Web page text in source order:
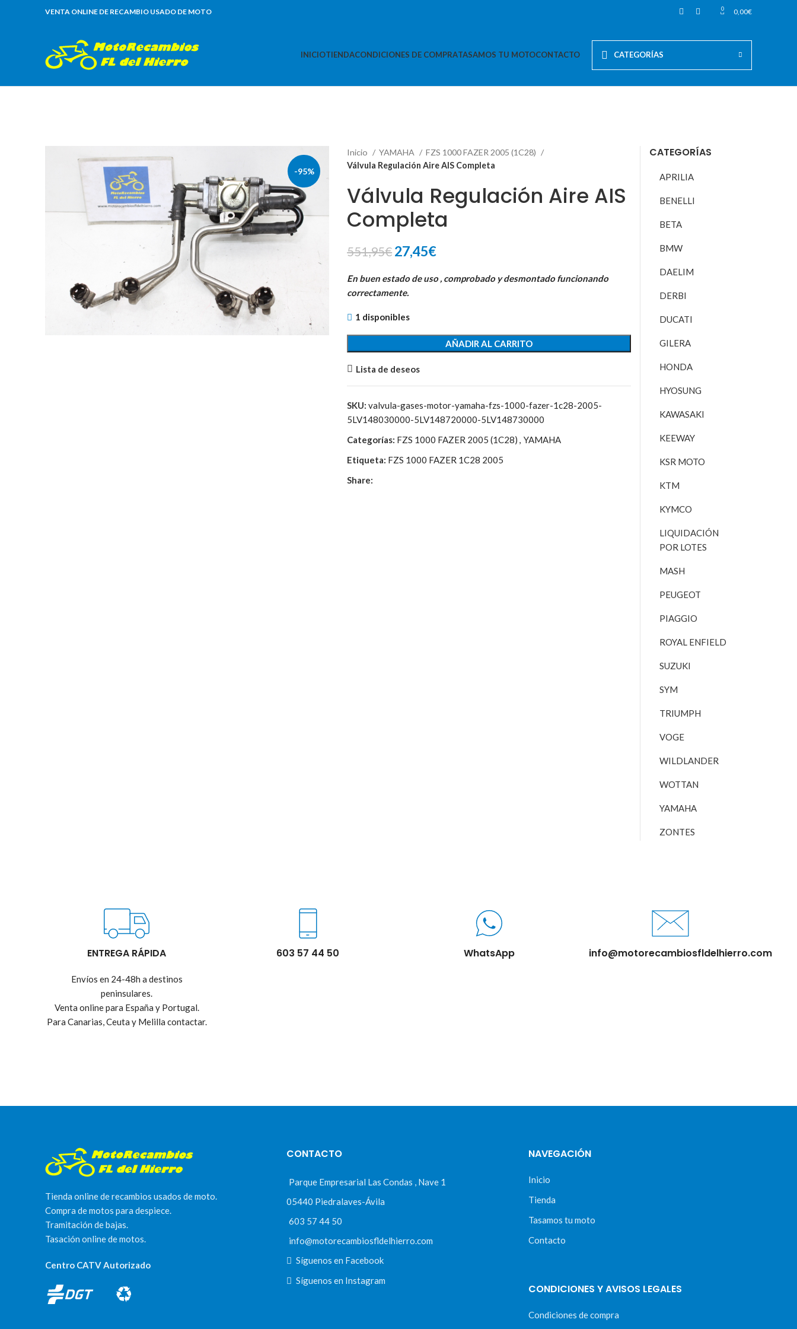
VENTA ONLINE DE RECAMBIO USADO DE MOTO 0 0,00€
INICIOTIENDACONDICIONES DE COMPRATASAMOS TU MOTOCONTACTO CATEGORÍAS
-95%
Inicio YAMAHA
FZS 1000 FAZER 2005 (1C28)
Válvula Regulación Aire AIS Completa
Válvula Regulación Aire AIS
Completa
551,95€ El
original
era:
551,95€.
27,45€El
actual
En buen estado de uso , comprobado y desmontado funcionando
correctamente.
1 disponibles
AÑADIR AL CARRITO
Lista de deseos
SKU:valvula-gases-motor-yamaha-fzs-1000-fazer-1c28-2005-
5LV148030000-5LV148720000-5LV148730000
Categorías: FZS 1000 FAZER 2005 (1C28) , YAMAHA
Etiqueta: FZS 1000 FAZER 1C28 2005
Share:
CATEGORÍAS
APRILIA
BENELLI
BETA
BMW
DAELIM
DERBI
DUCATI
GILERA
HONDA
HYOSUNG
KAWASAKI
KEEWAY
KSR MOTO
KTM
KYMCO
LIQUIDACIÓN
POR LOTES
MASH
PEUGEOT
PIAGGIO
ROYAL ENFIELD
SUZUKI
SYM
TRIUMPH
VOGE
WILDLANDER
WOTTAN
YAMAHA
ZONTES
ENTREGA RÁPIDA
Envíos en 24-48h a destinos
peninsulares.
Venta online para España y Portugal.
Para Canarias, Ceuta y Melilla contactar.
603 57 44 50 WhatsApp info@motorecambiosfldelhierro.com
Tienda online de recambios usados de moto.
Compra de motos para despiece.
Tramitación de bajas.
Tasación online de motos.
Centro CATV Autorizado
CONTACTO
Parque Empresarial Las Condas , Nave 1
05440 Piedralaves-Ávila
603 57 44 50
info@motorecambiosfldelhierro.com
Síguenos en Facebook
Síguenos en Instagram
NAVEGACIÓN
Inicio
Tienda
Tasamos tu moto
Contacto
CONDICIONES Y AVISOS LEGALES
Condiciones de compra